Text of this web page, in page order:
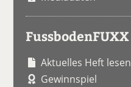
FussbodenFUXX
Aktuelles Heft lesen
Gewinnspiel